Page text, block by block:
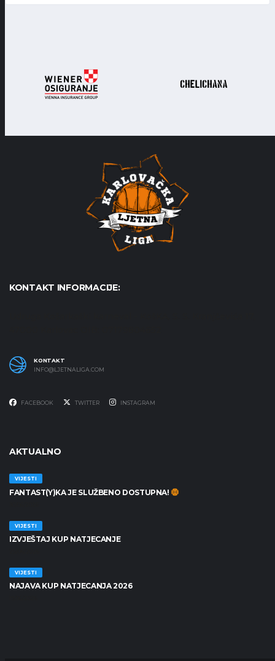
KONTAKT INFORMACIJE:
KONTAKT
INFO@LJETNALIGA.COM
FACEBOOK TWITTER INSTAGRAM
AKTUALNO
VIJESTI
FANTAST(Y)KA JE SLUŽBENO DOSTUPNA!
VIJESTI
IZVJEŠTAJ KUP NATJECANJE
VIJESTI
NAJAVA KUP NATJECANJA 2026